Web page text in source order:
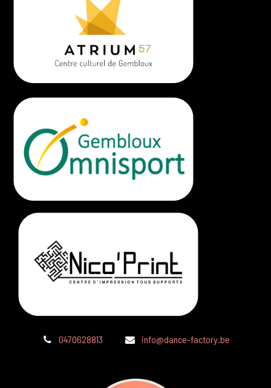
0470628813 info@dance-factory.be